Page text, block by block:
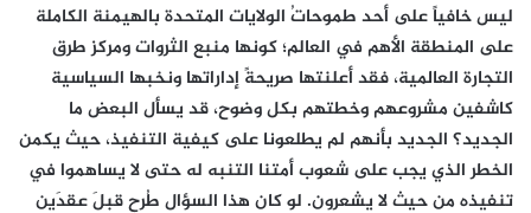
ليس خافياً على أحد طموحاتُ الولايات المتحدة بالهيمنة الكاملة
على المنطقة الأهم في العالم؛ كونها منبع الثروات ومركز طرق
التجارة العالمية، فقد أعلنتها صريحةً إداراتها ونخبها السياسية
كاشفين مشروعهم وخطتهم بكل وضوح، قد يسأل البعض ما
الجديد؟ الجديد بأنهم لم يطلعونا على كيفية التنفيذ، حيث يكمن
الخطر الذي يجب على شعوب أمتنا التنبه له حتى لا يساهموا في
تنفيذه من حيث لا يشعرون. لو كان هذا السؤال طُرح قبلَ عقدَين